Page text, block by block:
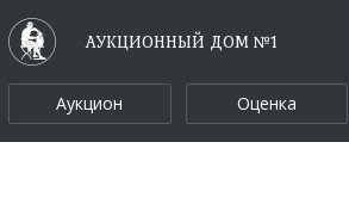
АУКЦИОННЫЙ ДОМ №1
Аукцион Оценка